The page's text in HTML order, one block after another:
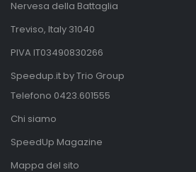
Nervesa della Battaglia
Treviso, Italy 31040
PIVA IT03490830266
Speedup.it by Trio Group
Telefono 0423.601555
Chi siamo
SpeedUp Magazine
Mappa del sito